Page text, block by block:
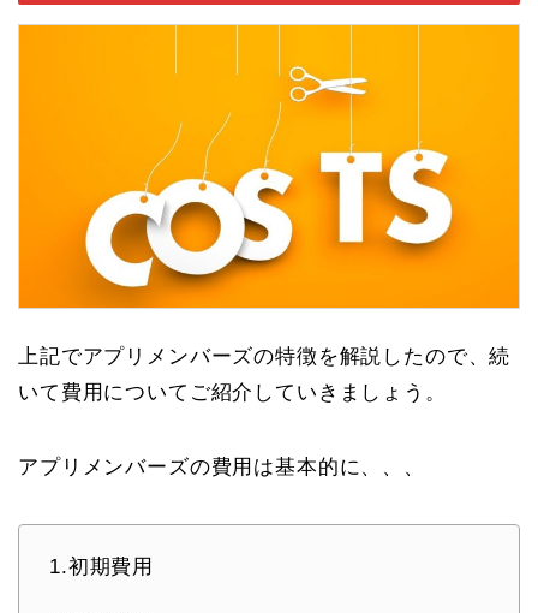
上記でアプリメンバーズの特徴を解説したので、続
いて費用についてご紹介していきましょう。
アプリメンバーズの費用は基本的に、、、
1.初期費用